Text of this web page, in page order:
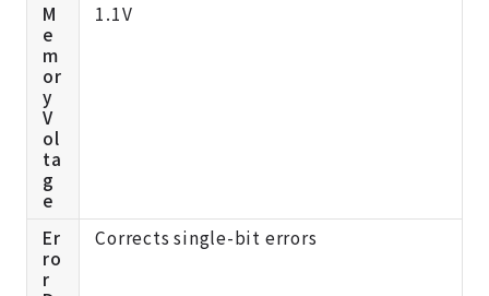
M
e
m
or
y
V
ol
ta
g
e
1.1V
Er
ro
r
Corrects single-bit errors